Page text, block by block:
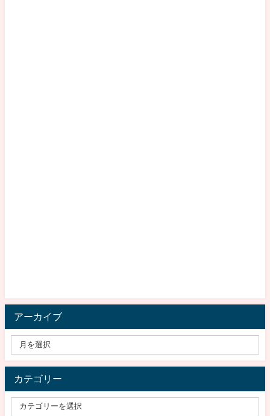
アーカイブ
カテゴリー